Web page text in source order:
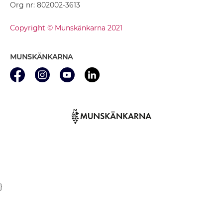
Org nr: 802002-3613
Copyright © Munskänkarna 2021
MUNSKÄNKARNA
}